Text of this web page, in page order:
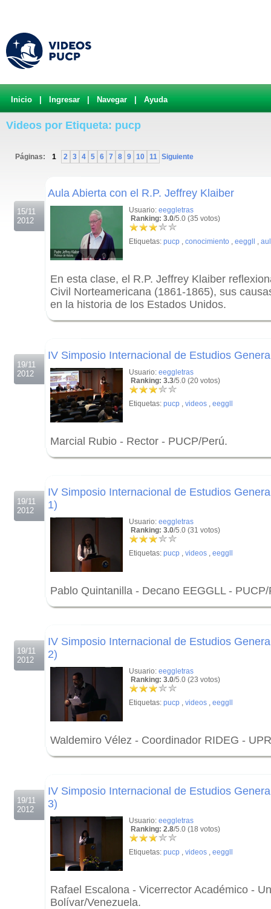
Inicio Ingresar Navegar Ayuda
Videos por Etiqueta: pucp
Páginas: 1 2 3 4 5 6 7 8 9 10 11 Siguiente
15/11
2012
Aula Abierta con el R.P. Jeffrey Klaiber
Usuario: eeggletras
Ranking: 3.0/5.0 (35 votos)
Etiquetas: pucp , conocimiento , eeggll ,
En esta clase, el R.P. Jeffrey Klaiber
Civil Norteamericana (1861-1865), sus
en la historia de los Estados Unidos.
19/11
2012
IV Simposio Internacional de Estudios
Usuario: eeggletras
Ranking: 3.3/5.0 (20 votos)
Etiquetas: pucp , videos , eeggll
Marcial Rubio - Rector - PUCP/Perú.
19/11
2012
IV Simposio Internacional de Estudios
1)
Usuario: eeggletras
Ranking: 3.0/5.0 (31 votos)
Etiquetas: pucp , videos , eeggll
Pablo Quintanilla - Decano EEGGLL -
19/11
2012
IV Simposio Internacional de Estudios
2)
Usuario: eeggletras
Ranking: 3.0/5.0 (23 votos)
Etiquetas: pucp , videos , eeggll
Waldemiro Vélez - Coordinador RIDEG -
19/11
2012
IV Simposio Internacional de Estudios
3)
Usuario: eeggletras
Ranking: 2.8/5.0 (18 votos)
Etiquetas: pucp , videos , eeggll
Rafael Escalona - Vicerrector Académico -
Bolívar/Venezuela.